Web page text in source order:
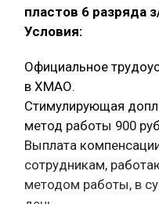
пластов 6 разряда
Условия:
Официальное
в ХМАО.
Стимулирующая
метод работы 900
Выплата
сотрудникам,
методом работы, в